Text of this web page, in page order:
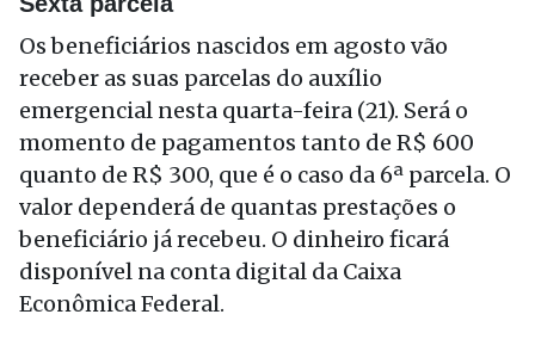
Os beneficiários nascidos em agosto vão
receber as suas parcelas do auxílio
emergencial nesta quarta-feira (21). Será o
momento de pagamentos tanto de R$ 600
quanto de R$ 300, que é o caso da 6ª parcela. O
valor dependerá de quantas prestações o
beneficiário já recebeu. O dinheiro ficará
disponível na conta digital da Caixa
Econômica Federal.